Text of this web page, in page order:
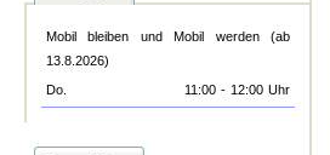
Mobil bleiben und Mobil werden (ab
13.8.2026)
Do.
11:00 - 12:00 Uhr